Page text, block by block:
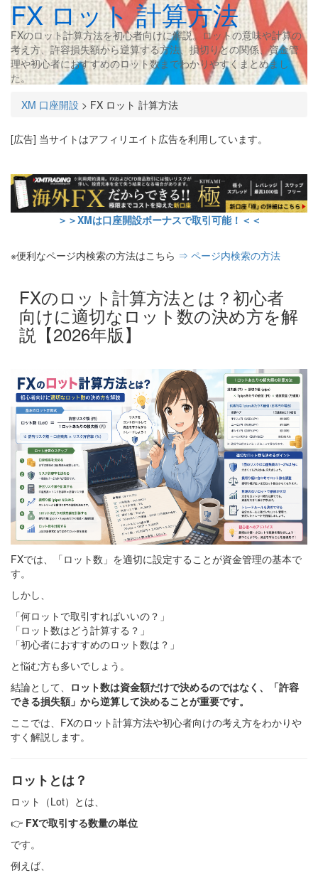
FX ロット 計算方法
FXのロット計算方法を初心者向けに解説。ロットの意味や計算の
考え方、許容損失額から逆算する方法、損切りとの関係、資金管
理や初心者におすすめのロット数までわかりやすくまとめまし
た。
XM 口座開設 > FX ロット 計算方法
[広告] 当サイトはアフィリエイト広告を利用しています。
＞＞XMは口座開設ボーナスで取引可能！＜＜
※便利なページ内検索の方法はこちら ⇒ ページ内検索の方法
FXのロット計算方法とは？初心者
向けに適切なロット数の決め方を解
説【2026年版】
FXでは、「ロット数」を適切に設定することが資金管理の基本で
す。
しかし、
「何ロットで取引すればいいの？」
「ロット数はどう計算する？」
「初心者におすすめのロット数は？」
と悩む方も多いでしょう。
結論として、 ロット数は資金額だけで決めるのではなく、「許容
できる損失額」から逆算して決めることが重要です。
ここでは、FXのロット計算方法や初心者向けの考え方をわかりや
すく解説します。
ロットとは？
ロット（Lot）とは、
👉 FXで取引する数量の単位
です。
例えば、